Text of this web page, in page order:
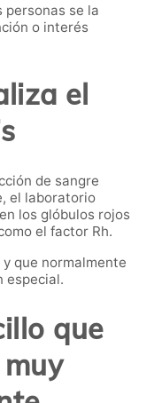
personas se la
o interés
el
de sangre
el laboratorio
los glóbulos rojos
el factor Rh.
que normalmente
especial.
que